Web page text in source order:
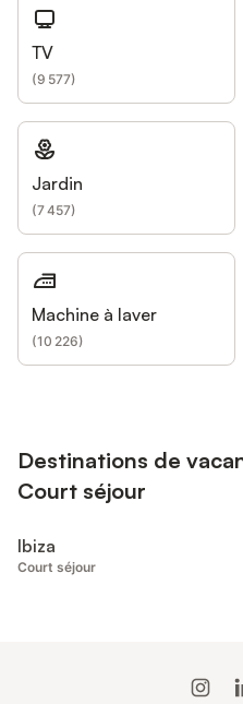
TV
(9 577)
Jardin
(7 457)
Machine à laver
(10 226)
Destinations de
Court séjour
Ibiza
Court séjour